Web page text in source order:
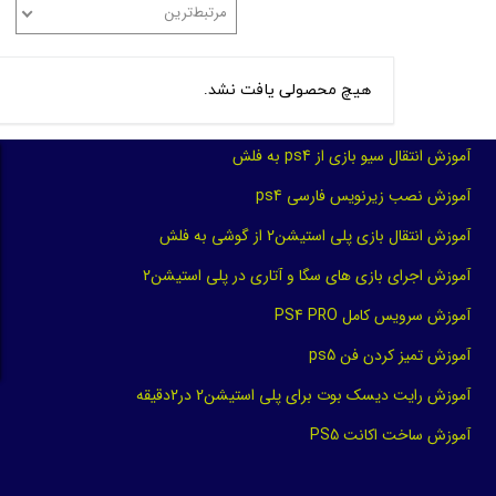
مرتبط‌ترین
هیچ محصولی یافت نشد.
آموزش انتقال سیو بازی از ps4 به فلش
آموزش نصب زیرنویس فارسی ps4
آموزش انتقال بازی پلی استیشن2 از گوشی به فلش
آموزش اجرای بازی های سگا و آتاری در پلی استیشن2
آموزش سرویس کامل PS4 PRO
آموزش تمیز کردن فن ps5
آموزش رایت دیسک بوت برای پلی استیشن2 در2دقیقه
آموزش ساخت اکانت PS5